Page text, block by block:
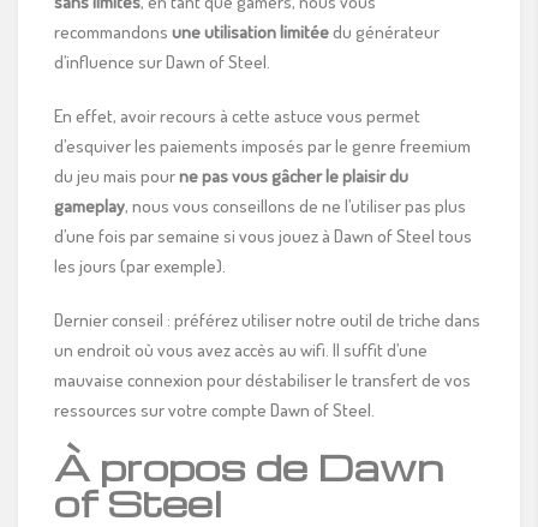
recommandons une utilisation limitéedu générateur
d’influence sur Dawn of Steel.
En effet, avoir recours à cette astuce vous permet
d’esquiver les paiements imposés par le genre freemium
du jeu mais pourne pas vous gâcher le plaisir du
gameplay, nous vous conseillons de ne l’utiliser pas plus
d’une fois par semaine si vous jouez à Dawn of Steel tous
les jours (par exemple).
Dernier conseil : préférez utiliser notre outil de triche dans
un endroit où vous avez accès au wifi. Il suffit d’une
mauvaise connexion pour déstabiliser le transfert de vos
ressources sur votre compte Dawn of Steel.
À propos de Dawn
of Steel